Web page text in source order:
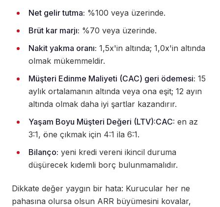
Net gelir tutma: %100 veya üzerinde.
Brüt kar marjı: %70 veya üzerinde.
Nakit yakma oranı: 1,5x'in altında; 1,0x'in altında
olmak mükemmeldir.
Müşteri Edinme Maliyeti (CAC) geri ödemesi: 15
aylık ortalamanın altında veya ona eşit; 12 ayın
altında olmak daha iyi şartlar kazandırır.
Yaşam Boyu Müşteri Değeri (LTV):CAC: en az
3:1, öne çıkmak için 4:1 ila 6:1.
Bilanço: yeni kredi vereni ikincil duruma
düşürecek kıdemli borç bulunmamalıdır.
Dikkate değer yaygın bir hata: Kurucular her ne
pahasına olursa olsun ARR büyümesini kovalar,